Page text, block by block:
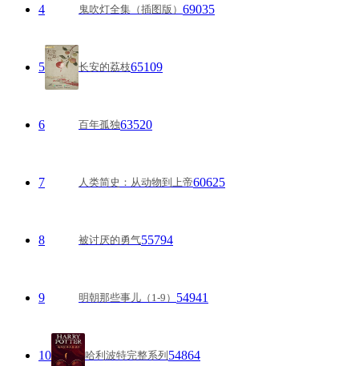
4 鬼吹灯全集（插图版） 69035
5 长安的荔枝65109
6 百年孤独63520
7 人类简史：从动物到上帝60625
8 被讨厌的勇气55794
9 明朝那些事儿（1-9） 54941
10 哈利波特完整系列 54864